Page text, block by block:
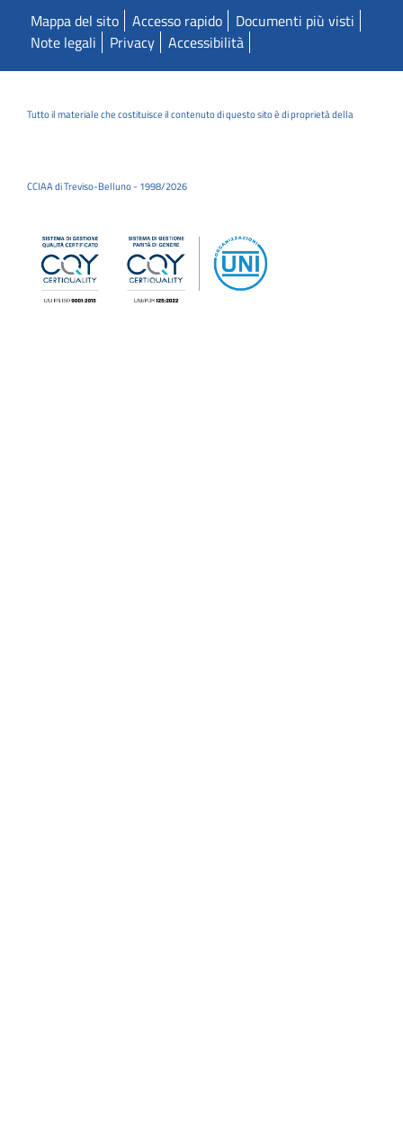
Mappa del sito Accesso rapido
Documenti più visti
Note legali
Privacy Accessibilità
Tutto il materiale che costituisce il contenuto di questo sito è di proprietà della
CCIAA di Treviso-Belluno - 1998/2026